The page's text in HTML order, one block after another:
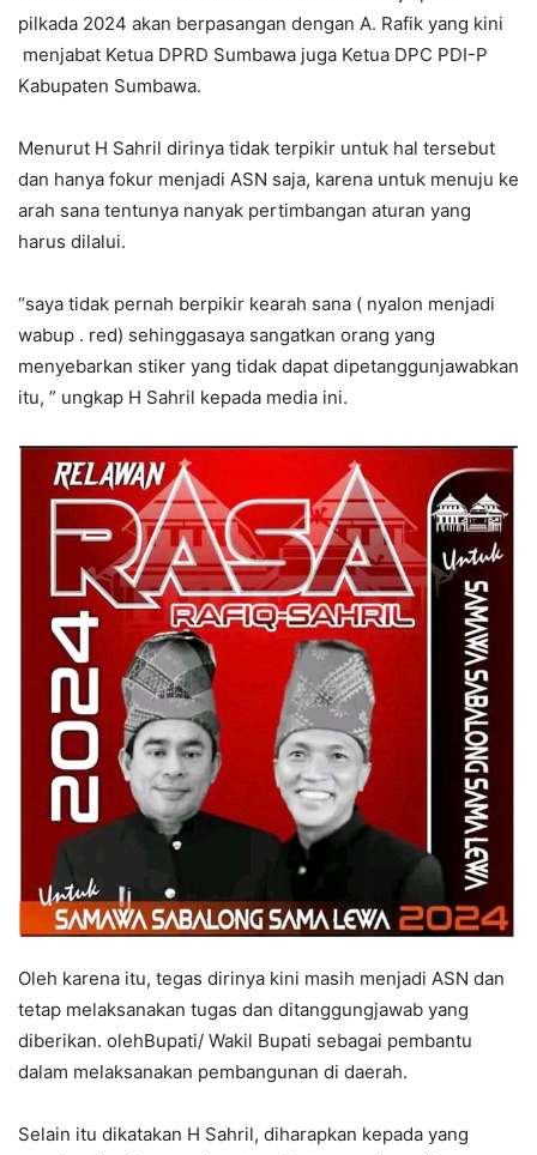
pilkada 2024 akan berpasangan dengan A. Rafik yang kini
menjabat Ketua DPRD Sumbawa juga Ketua DPC PDI-P
Kabupaten Sumbawa.
Menurut H Sahril dirinya tidak terpikir untuk hal tersebut
dan hanya fokur menjadi ASN saja, karena untuk menuju ke
arah sana tentunya nanyak pertimbangan aturan yang
harus dilalui.
“saya tidak pernah berpikir kearah sana ( nyalon menjadi
wabup . red) sehinggasaya sangatkan orang yang
menyebarkan stiker yang tidak dapat dipetanggunjawabkan
itu, ” ungkap H Sahril kepada media ini.
Oleh karena itu, tegas dirinya kini masih menjadi ASN dan
tetap melaksanakan tugas dan ditanggungjawab yang
diberikan. olehBupati/ Wakil Bupati sebagai pembantu
dalam melaksanakan pembangunan di daerah.
Selain itu dikatakan H Sahril, diharapkan kepada yang